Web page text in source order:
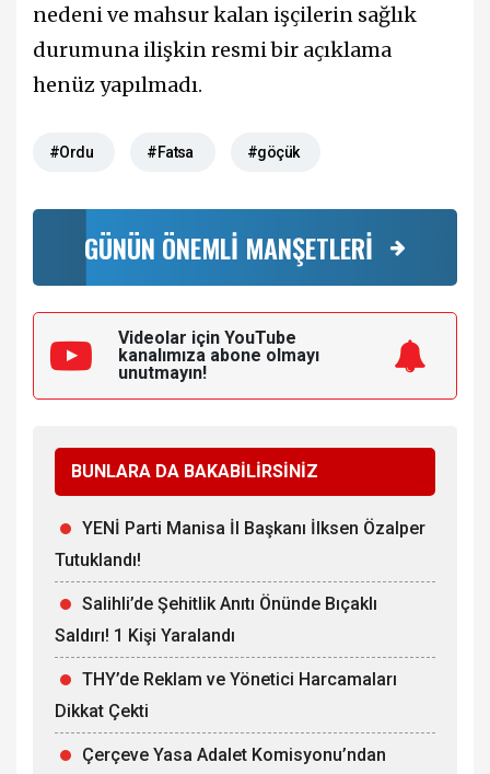
nedeni ve mahsur kalan işçilerin sağlık
durumuna ilişkin resmi bir açıklama
henüz yapılmadı.
#Ordu #Fatsa #göçük
GÜNÜN ÖNEMLİ MANŞETLERİ
Videolar için YouTube
kanalımıza abone olmayı
unutmayın!
BUNLARA DA BAKABİLİRSİNİZ
YENİ Parti Manisa İl Başkanı İlksen Özalper
Tutuklandı!
Salihli’de Şehitlik Anıtı Önünde Bıçaklı
Saldırı! 1 Kişi Yaralandı
THY’de Reklam ve Yönetici Harcamaları
Dikkat Çekti
Çerçeve Yasa Adalet Komisyonu’ndan